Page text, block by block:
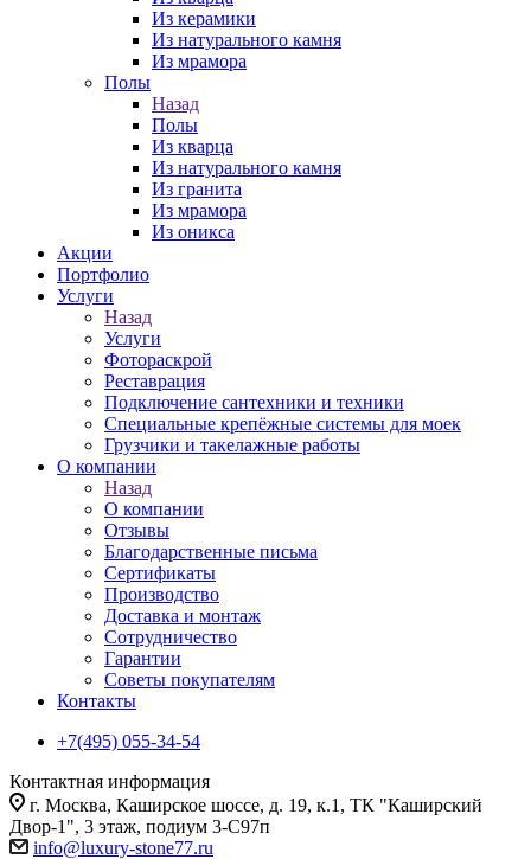
Из керамики
Из натурального камня
Из мрамора
Полы
Назад
Полы
Из кварца
Из натурального камня
Из гранита
Из мрамора
Из оникса
Акции
Портфолио
Услуги
Назад
Услуги
Фотораскрой
Реставрация
Подключение сантехники и техники
Специальные крепёжные системы для моек
Грузчики и такелажные работы
О компании
Назад
О компании
Отзывы
Благодарственные письма
Сертификаты
Производство
Доставка и монтаж
Сотрудничество
Гарантии
Советы покупателям
Контакты
+7(495) 055-34-54
Контактная информация
г. Москва, Каширское шоссе, д. 19, к.1, ТК "Каширский
Двор-1", 3 этаж, подиум 3-С97п
info@luxury-stone77.ru